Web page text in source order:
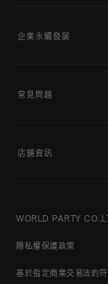
企業永續發展
常見問題
店舖資訊
WORLD PARTY
隱私權保護政策
基於指定商業交易法的